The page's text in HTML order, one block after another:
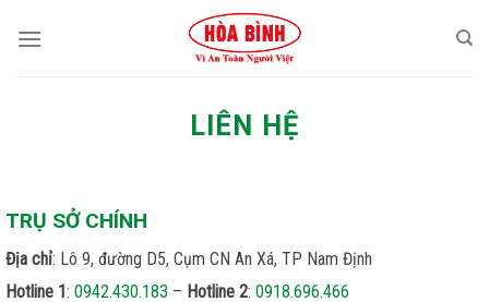
LIÊN HỆ
TRỤ SỞ CHÍNH
Địa chỉ: Lô 9, đường D5, Cụm CN An Xá, TP Nam Định
Hotline 1: 0942.430.183 – Hotline 2: 0918.696.466